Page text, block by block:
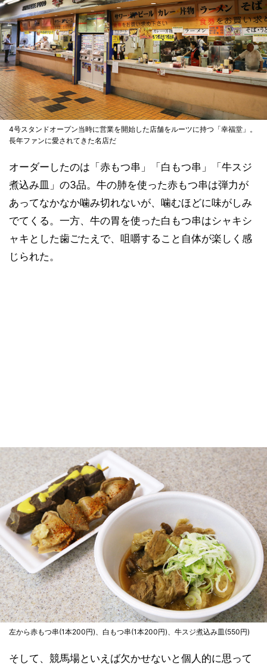
4号スタンドオープン当時に営業を開始した店舗をルーツに持つ「幸福堂」。
長年ファンに愛されてきた名店だ
オーダーしたのは「赤もつ串」「白もつ串」「牛スジ
煮込み皿」の3品。牛の肺を使った赤もつ串は弾力が
あってなかなか噛み切れないが、噛むほどに味がしみ
でてくる。一方、牛の胃を使った白もつ串はシャキシ
ャキとした歯ごたえで、咀嚼すること自体が楽しく感
じられた。
左から赤もつ串(1本200円)、白もつ串(1本200円)、牛スジ煮込み皿(550円)
そして、競馬場といえば欠かせないと個人的に思って